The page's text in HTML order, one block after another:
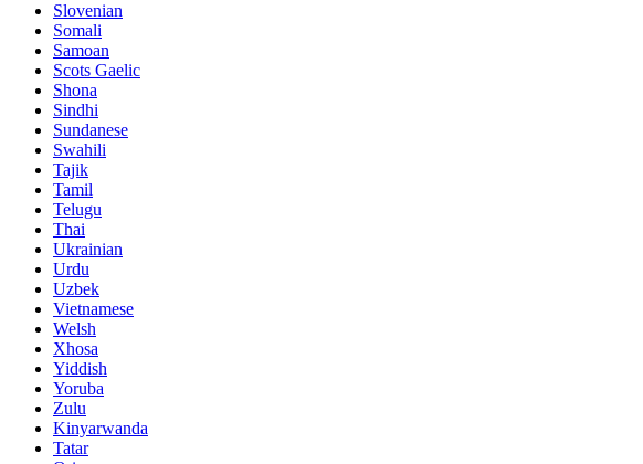
Slovenian
Somali
Samoan
Scots Gaelic
Shona
Sindhi
Sundanese
Swahili
Tajik
Tamil
Telugu
Thai
Ukrainian
Urdu
Uzbek
Vietnamese
Welsh
Xhosa
Yiddish
Yoruba
Zulu
Kinyarwanda
Tatar